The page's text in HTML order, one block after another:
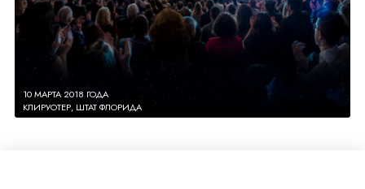
10 МАРТА 2018 ГОДА
КЛИРУОТЕР, ШТАТ ФЛОРИДА